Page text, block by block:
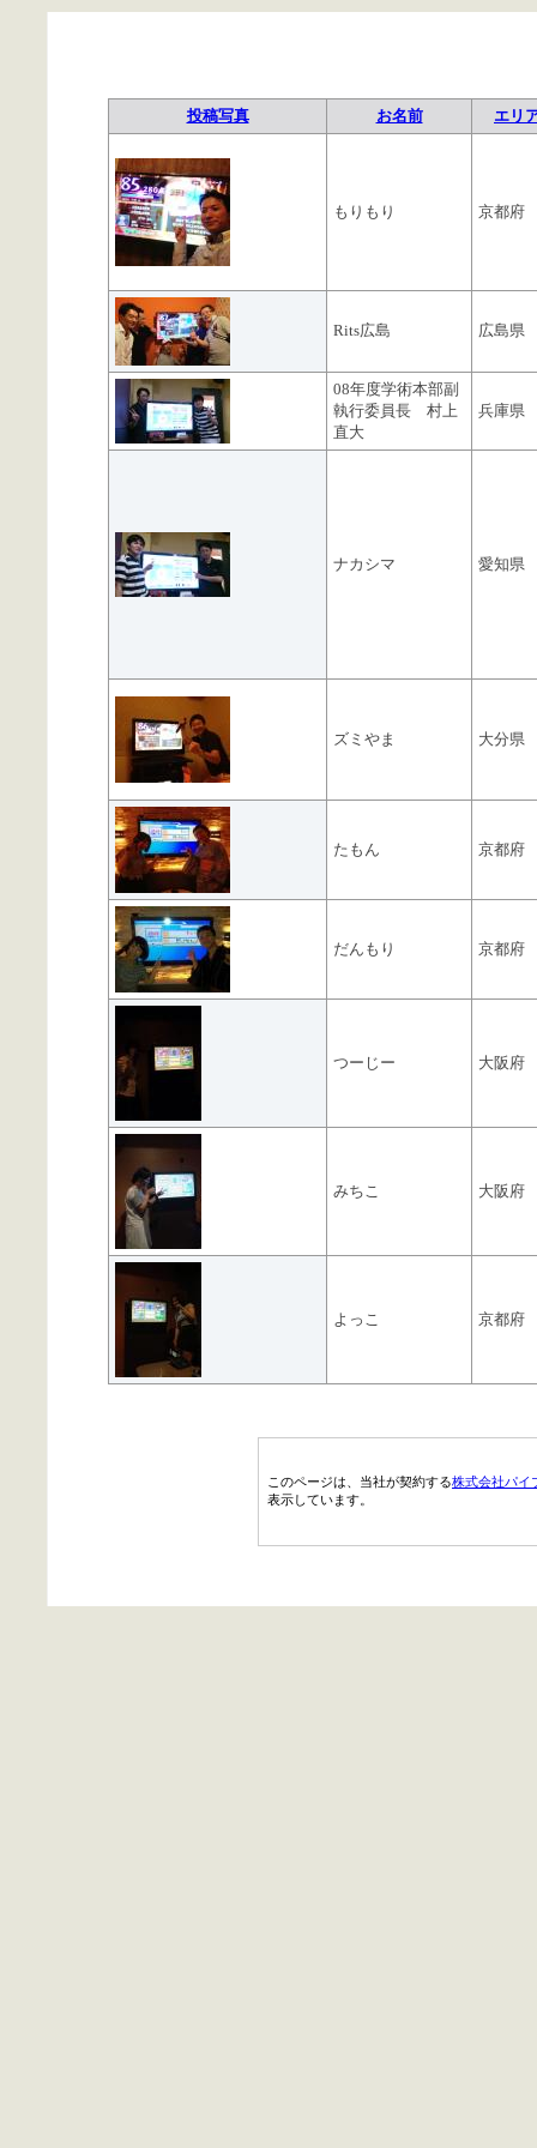
投稿写真 お名前 エリ
もりもり 京都府
Rits広島 広島県
08年度学術本部副
執行委員長 村上
直大
兵庫県
ナカシマ 愛知県
ズミやま 大分県
たもん 京都府
だんもり 京都府
つーじー 大阪府
みちこ 大阪府
よっこ 京都府
このページは、当社が契約する株式会社パイ
表示しています。